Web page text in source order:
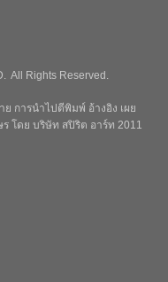
All Rights Reserved.
การนำไปตีพิมพ์ อ้างอิง เผย
โดย บริษัท สปิริต อาร์ท 2011